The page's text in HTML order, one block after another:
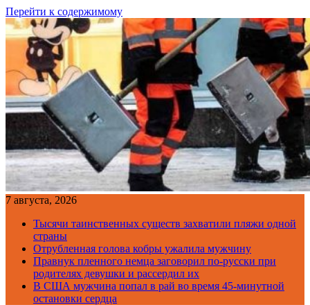
Перейти к содержимому
7 августа, 2026
Тысячи таинственных существ захватили пляжи одной
страны
Отрубленная голова кобры ужалила мужчину
Правнук пленного немца заговорил по-русски при
родителях девушки и рассердил их
В США мужчина попал в рай во время 45-минутной
остановки сердца